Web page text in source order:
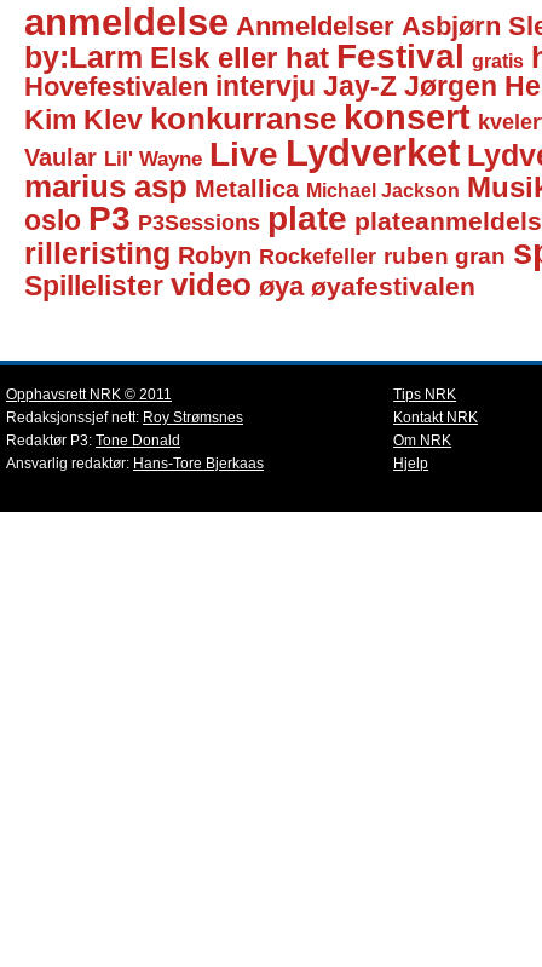
anmeldelse Anmeldelser Asbjørn
by:Larm Elsk eller hat Festival gratis
Hovefestivalen intervju Jay-Z Jørgen
Kim Klev konkurranse konsert
Vaular Lil' Wayne Live Lydverket
marius asp Metallica Michael Jackson
oslo P3 P3Sessions plate
rilleristing Robyn Rockefeller ruben gran
Spillelister video øya øyafestivalen
Opphavsrett NRK © 2011
Redaksjonssjef nett: Roy Strømsnes
Redaktør P3: Tone Donald
Ansvarlig redaktør: Hans-Tore Bjerkaas
Tips NRK
Kontakt NRK
Om NRK
Hjelp